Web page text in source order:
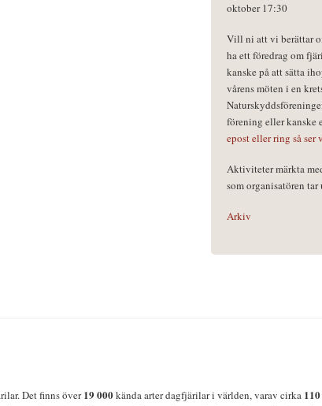
oktober 17:30
Vill ni att vi berättar
ha ett föredrag om
kanske på att sätta
vårens möten i en
förening eller kanske
epost eller ring så ser
Aktiviteter märkta
som organisatören
Arkiv
Det finns över19 000kända arter dagfjärilar i världen, varav cirka 110